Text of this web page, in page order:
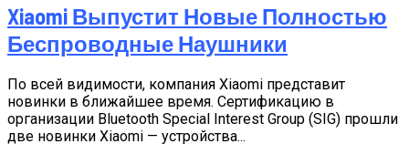
Xiaomi Выпустит Новые Полностью
Беспроводные Наушники
По всей видимости, компания Xiaomi представит
новинки в ближайшее время. Сертификацию в
организации Bluetooth Special Interest Group (SIG) прошли
две новинки Xiaomi — устройства...